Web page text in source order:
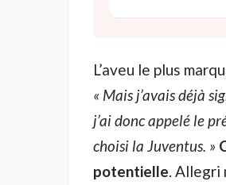
L’aveu le plus
« Mais j’avais déjà
j’ai donc appelé le
choisi la Juventus. »
potentielle. Allegri